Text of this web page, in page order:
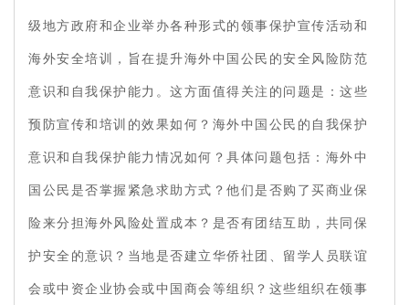
级地方政府和企业举办各种形式的领事保护宣传活动和
海外安全培训，旨在提升海外中国公民的安全风险防范
意识和自我保护能力。这方面值得关注的问题是：这些
预防宣传和培训的效果如何？海外中国公民的自我保护
意识和自我保护能力情况如何？具体问题包括：海外中
国公民是否掌握紧急求助方式？他们是否购了买商业保
险来分担海外风险处置成本？是否有团结互助，共同保
护安全的意识？当地是否建立华侨社团、留学人员联谊
会或中资企业协会或中国商会等组织？这些组织在领事